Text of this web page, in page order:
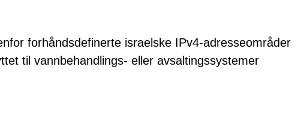
forhåndsdefinerte israelske IPv4-adresseområder
til vannbehandlings- eller avsaltingssystemer